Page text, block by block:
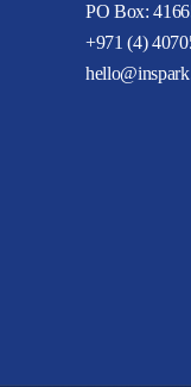
PO Box:
+971 (4)